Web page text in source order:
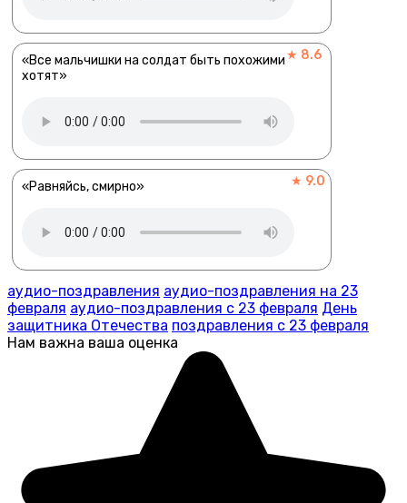
«Все мальчишки на солдат быть похожими
хотят»
★ 8.6
«Равняйсь, смирно» ★ 9.0
аудио-поздравления аудио-поздравления на 23
февраля аудио-поздравления с 23 февраля День
защитника Отечества поздравления с 23 февраля
Нам важна ваша оценка